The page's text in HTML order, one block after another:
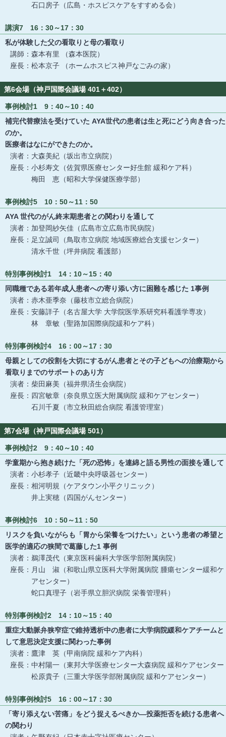
石口房子（広島・ホスピスケアをすすめる会）
講演7 16：30～17：30
私が体験した父の看取りと母の看取り
講師：森本有里 （森本医院）
座長：松本京子 （ホームホスピス神戸なごみの家）
第6会場（神戸国際会議場 401＋402）
事例検討1 9：40～10：40
補完代替療法を受けていた AYA世代の患者は生と死にどう向き合った
のか。
医療者はなにができたのか。
演者：大森美紀（坂出市立病院）
座長：小杉寿文（佐賀県医療センター好生館 緩和ケア科）
梅田 恵（昭和大学保健医療学部）
事例検討5 10：50～11：50
AYA 世代のがん終末期患者との関わりを通して
演者：加登岡紗矢佳（広島市立広島市民病院）
座長：足立誠司（鳥取市立病院 地域医療総合支援センター）
清水千世（坪井病院 看護部）
特別事例検討1 14：10～15：40
同職種である若年成人患者への寄り添い方に困難を感じた 1事例
演者：赤木亜季奈（藤枝市立総合病院）
座長：安藤詳子（名古屋大学 大学院医学系研究科看護学専攻）
林 章敏（聖路加国際病院緩和ケア科）
特別事例検討4 16：00～17：30
母親としての役割を大切にするがん患者とその子どもへの治療期から
看取りまでのサポートのあり方
演者：柴田麻美（福井県済生会病院）
座長：四宮敏章（奈良県立医大附属病院 緩和ケアセンター）
石川千夏（市立秋田総合病院 看護管理室）
第7会場（神戸国際会議場 501）
事例検討2 9：40～10：40
学童期から抱き続けた「死の恐怖」を連綿と語る男性の面接を通して
演者：小杉孝子（近畿中央呼吸器センター）
座長：相河明規（ケアタウン小平クリニック）
井上実穂（四国がんセンター）
事例検討6 10：50～11：50
リスクを負いながらも「胃から栄養をつけたい」という患者の希望と
医学的適応の狭間で葛藤した1 事例
演者：鵜澤茂代（東京医科歯科大学医学部附属病院）
座長：月山 淑（和歌山県立医科大学附属病院 腫瘍センター緩和ケ
アセンター）
蛇口真理子（岩手県立胆沢病院 栄養管理科）
特別事例検討2 14：10～15：40
重症大動脈弁狭窄症で維持透析中の患者に大学病院緩和ケアチームと
して意思決定支援に関わった事例
演者：鷹津 英（甲南病院 緩和ケア内科）
座長：中村陽一（東邦大学医療センター大森病院 緩和ケアセンター
松原貴子（三重大学医学部附属病院 緩和ケアセンター）
特別事例検討5 16：00～17：30
「寄り添えない苦痛」をどう捉えるべきか―投薬拒否を続ける患者へ
の関わり